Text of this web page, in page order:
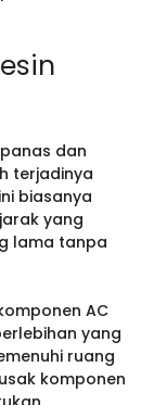
dan
terjadinya
biasanya
yang
lama tanpa
AC
yang
ruang
komponen